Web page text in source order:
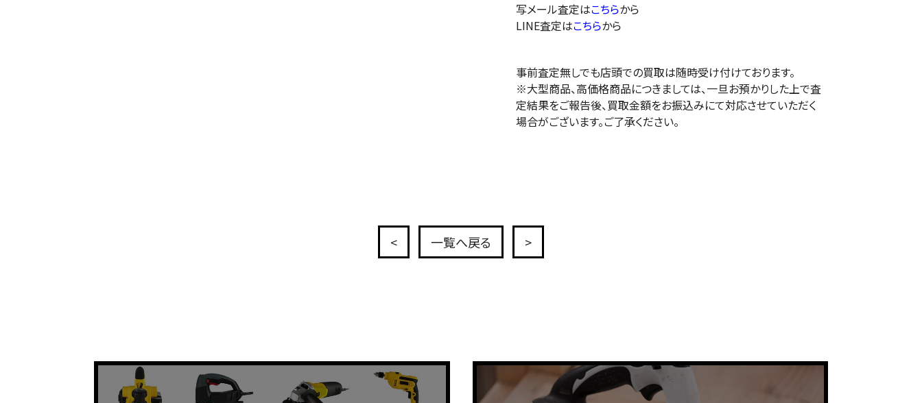
写メール査定はこちらから
LINE査定はこちらから
事前査定無しでも店頭での買取は随時受け付けております。
※大型商品、高価格商品につきましては、一旦お預かりした上で査
定結果をご報告後、買取金額をお振込みにて対応させていただく
場合がございます。ご了承ください。
< 一覧へ戻る >